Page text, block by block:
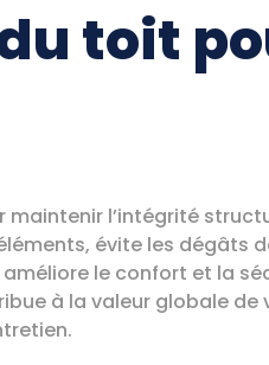
toit
l’intégrité
évite les dégâts
le confort et la
à la valeur globale de